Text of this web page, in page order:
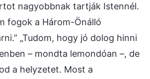
nagyobbnak tartják Istennél.
fogok a Három-Önálló
„Tudom, hogy jó dolog hinni
– mondta lemondóan –, de
a helyzetet. Most a